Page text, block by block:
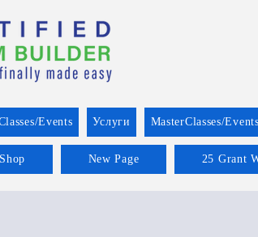
Events Услуги MasterClasses/Events
Shop New Page 25 Grant